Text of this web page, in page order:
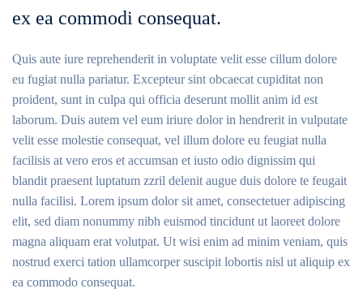
ex ea commodi consequat.
Quis aute iure reprehenderit in voluptate velit esse cillum dolore
eu fugiat nulla pariatur. Excepteur sint obcaecat cupiditat non
proident, sunt in culpa qui officia deserunt mollit anim id est
laborum. Duis autem vel eum iriure dolor in hendrerit in vulputate
velit esse molestie consequat, vel illum dolore eu feugiat nulla
facilisis at vero eros et accumsan et iusto odio dignissim qui
blandit praesent luptatum zzril delenit augue duis dolore te feugait
nulla facilisi. Lorem ipsum dolor sit amet, consectetuer adipiscing
elit, sed diam nonummy nibh euismod tincidunt ut laoreet dolore
magna aliquam erat volutpat. Ut wisi enim ad minim veniam, quis
nostrud exerci tation ullamcorper suscipit lobortis nisl ut aliquip ex
ea commodo consequat.